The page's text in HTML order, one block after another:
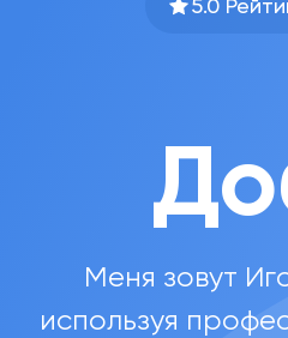
5.0
Меня зовут
используя